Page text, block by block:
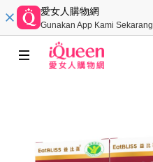
愛女人購物網
Gunakan App Kami Sekarang